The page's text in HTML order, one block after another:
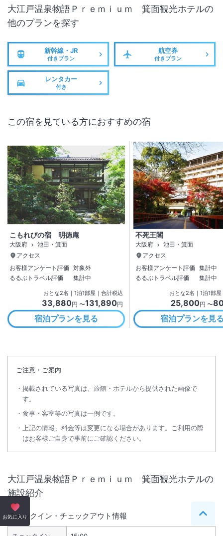
大江戸温泉物語Ｐｒｅｍｉｕｍ 箕面観光ホテルの
他のプランを探す
新幹線・JR
付きプラン
航空券
付きプラン
レンタカー
付き
この宿を見ている方におすすめの宿
こもれびの宿 明徳庵
大阪府
池田・箕面
アクセス
お客様アンケート評価 対象外
るるぶトラベル評価
集計中
おとな2名 ｜ 1泊1部屋｜合計税込
33,880円 〜131,890円
宿泊プランを見る
不死王閣
大阪府
池田・箕面
アクセス
お客様アンケート評価 集計中
るるぶトラベル評価
集計中
おとな2名 ｜ 1泊1部屋
25,800円 〜
宿泊プランを見
ご注意・ご案内
掲載されている写真は、旅館・ホテルから提供された画像で
す。
食事・客室等の写真は一例です。
上記の情報、料金等は変更になる場合があります。ご利用の際
はお客様ご自身で事前にご確認ください。
大江戸温泉物語Ｐｒｅｍｉｕｍ 箕面観光ホテルの
施設紹介
チェックイン・チェックアウト情報
お気に入り ペー